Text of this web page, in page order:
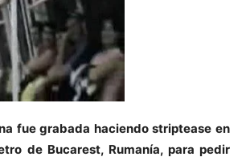
fue grabada haciendo striptease en
de Bucarest, Rumanía, para pedir